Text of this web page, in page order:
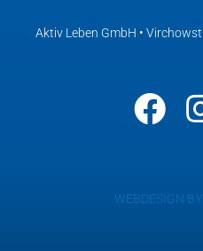
Aktiv Leben GmbH •
WEBDESIGN